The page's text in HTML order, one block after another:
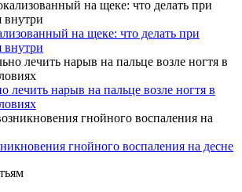
на щеке: что делать при
внутри
лечить нарыв на пальце возле ногтя в
гнойного воспаления на десне